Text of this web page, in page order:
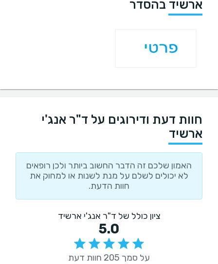
ארשיד בהסדר
חוות דעת ודירוגים על ד"ר אנג'י
ארשיד
האמון שלכם זה הדבר החשוב ביותר ולכן רופאים
לא יכולים לשלם על מנת לשנות או למחוק את
חוות הדעת.
ציון כולל של ד"ר אנג'י ארשיד
5.0
על סמך 205 חוות דעת